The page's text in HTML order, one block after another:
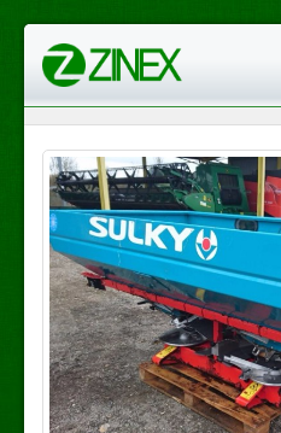
HOME
EMPRESA
SERVICIOS
CONTACTO